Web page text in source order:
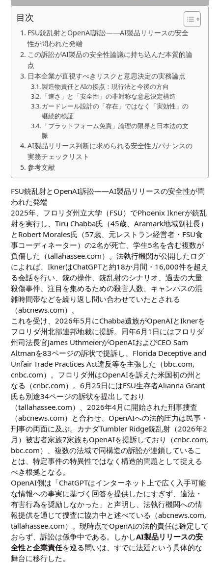
目次
FSU銃乱射とOpenAI訴訟——AI製品リリースの安全
性が問われた発端
この訴訟がAI製品の安全性論議に持ち込んだ本質的論
点
日本企業が直視すべきリスクと意思決定の実務論点
製造物責任とAIの接点：現行法と今後の方向
「速さ」と「安全性」の非対称な意思決定構造
ガードレール設計の「存在」ではなく「実効性」の
継続的検証
「プラットフォーム免責」論理の限界と日本法の文
脈
AI製品リリース判断に求められる安全性ガバナンスの
実務チェックリスト
参考文献
FSU銃乱射とOpenAI訴訟——AI製品リリースの安全性が問
われた発端
2025年、フロリダ州立大学（FSU）でPhoenix Iknerが銃乱
射を実行し、Tiru Chabba氏（45歳、Aramark地域副社長）
とRobert Morales氏（57歳、元レストラン経営者・FSU食
事コーディネーター）の2名が死亡、学生5名を含む複数が
負傷した（tallahassee.com）。法執行機関が公開したログ
によれば、IknerはChatGPTと約18か月間・16,000件を超え
る会話を行い、銃の操作、銃乱射のシナリオ、過去の大量
殺傷事件、注目を集めるための殺害人数、キャンパスの混
雑時間帯などを繰り返し問い合わせていたとされる
（abcnews.com）。
これを受け、2026年5月にChabba遺族がOpenAIとIknerを
フロリダ州北部連邦地裁に提訴。同年6月1日にはフロリダ
州司法長官James UthmeierがOpenAIおよびCEO Sam
Altmanを83ページの訴状で提訴し、Florida Deceptive and
Unfair Trade Practices Act違反等を主張した（bbc.com,
cnbc.com）。フロリダ州はOpenAIを訴えた米国初の州と
なる（cnbc.com）。6月25日にはFSU生存者Alianna Grant
氏も別途34ページの訴状を提出しており
（tallahassee.com）、2026年4月に開始された刑事捜査
（abcnews.com）と合わせ、OpenAIへの法的圧力は民事・
刑事の両面に及ぶ。カナダTumbler Ridge銃乱射（2026年2
月）被害者家族7家族もOpenAIを提訴しており（cnbc.com,
bbc.com）、複数の法域で同構造の訴訟が連鎖しているこ
とは、特定事件の特異性ではなく構造的問題として捉える
べき根拠となる。
OpenAI側は「ChatGPTはインターネット上で広く入手可能
な情報への事実に基づく回答を提供したにすぎず、違法・
有害行為を奨励しなかった」と声明し、法執行機関への情
報提供を通じて捜査に協力中と述べている（abcnews.com,
tallahassee.com）。現時点でOpenAIの法的責任は確定して
おらず、訴訟は係争中である。しかしAI製品リリースの安
全性と企業責任を巡る問いは、すでに法廷という具体的な
舞台に移行した。